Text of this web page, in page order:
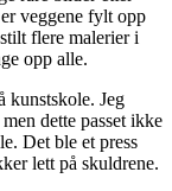
veggene fylt opp
flere malerier i
opp alle.
kunstskole. Jeg
dette passet ikke
Det ble et press
lett på skuldrene.